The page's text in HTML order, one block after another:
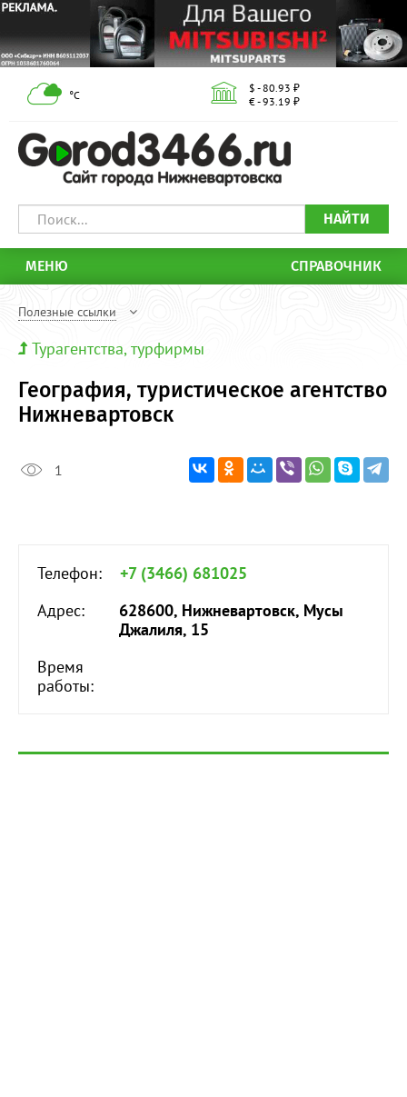
°С
$ - 80.93 ₽
€ - 93.19 ₽
НАЙТИ
МЕНЮ СПРАВОЧНИК
Полезные ссылки
Турагентства, турфирмы
География, туристическое агентство
Нижневартовск
1
Телефон:
+7 (3466) 681025
Адрес:
628600, Нижневартовск, Мусы
Джалиля, 15
Время
работы: